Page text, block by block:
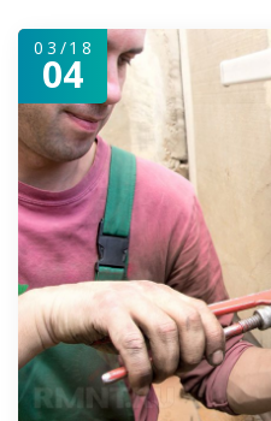
03/18
04